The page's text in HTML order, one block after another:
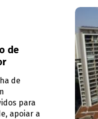
de
de
para
apoiar a